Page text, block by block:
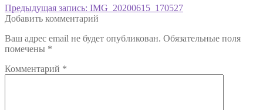
Предыдущая запись: IMG_20200615_170527
Добавить комментарий
Ваш адрес email не будет опубликован. Обязательные поля
помечены *
Комментарий *